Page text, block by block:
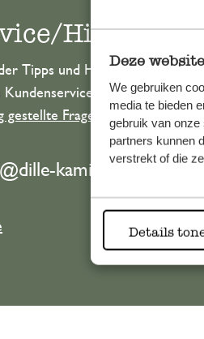
Deze
We gebruiken
media te bieden
gebruik van
partners kunnen
verstrekt of die
Details
Hilfe
Tipps und Hilfe brauchen,
Kundenservice. Oder lesen Sie
gestellte Fragen
kamille.at